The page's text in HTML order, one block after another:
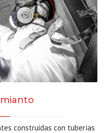
construidas con tuberías